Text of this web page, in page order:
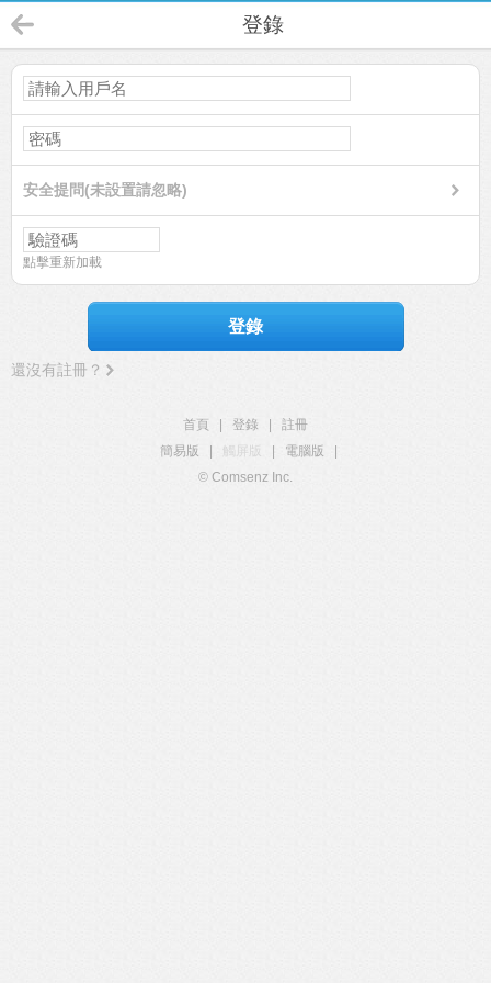
登錄
安全提問(未設置請忽略)
點擊重新加載
登錄
還沒有註冊？
首頁 登錄
註冊
簡易版
觸屏版 電腦版
© Comsenz Inc.